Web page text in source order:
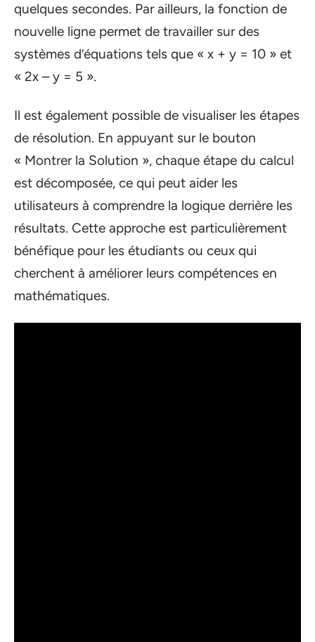
quelques secondes. Par ailleurs, la fonction de
nouvelle ligne permet de travailler sur des
systèmes d’équations tels que « x + y = 10 » et
« 2x – y = 5 ».
Il est également possible de visualiser les étapes
de résolution. En appuyant sur le bouton
« Montrer la Solution », chaque étape du calcul
est décomposée, ce qui peut aider les
utilisateurs à comprendre la logique derrière les
résultats. Cette approche est particulièrement
bénéfique pour les étudiants ou ceux qui
cherchent à améliorer leurs compétences en
mathématiques.